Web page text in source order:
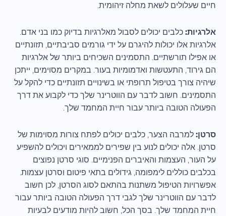
חיים שעלולים לשאת מחלה זיהומית.
אלרגיות: כלבים יכולים לסבול מאלרגיות בדיוק כמו בני אדם.
אלרגיות אלו יכולות להיגרם על ידי גורמים סביבתיים, תזונתיים
או אפילו תורשתיים. התסמינים השכיחים ביותר של אלרגיות
הם גירוד, התעטשות ואדמומיות בעור. במקרים מסוימים, ייתכן
שיהיה צורך בטיפול תרופתי או בשינויים תזונתיים כדי להקל על
התסמינים. חשוב לדבר עם הווטרינר שלך כדי לקבוע את דרך
הפעולה הטובה ביותר עבור חיית המחמד שלך.
סרטן: למרבה הצער, כלבים יכולים לפתח צורות מסוימות של
סרטן. אלה יכולים לנוע בין שפירים לממאירים ויכולים להשפיע
על העור, העצמות והאיברים הפנימיים. סוגי סרטן נפוצים
בכלבים כוללים לימפומה, גידולים בתאי פיטום וסרטן עצמות.
אפשרויות הטיפול משתנות בהתאם לסוג הסרטן, לכן חשוב
לדבר עם הווטרינר שלך לגבי דרך הפעולה הטובה ביותר עבור
חיית המחמד שלך. בסך הכל, חשוב להיות מודעים לבעיות